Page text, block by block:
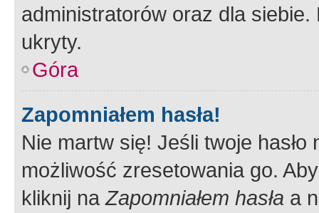
administratorów oraz dla
ukryty.
Góra
Zapomniałem hasła!
Nie martw się! Jeśli twoje
możliwość zresetowania go.
kliknij naZapomniałem hasła a